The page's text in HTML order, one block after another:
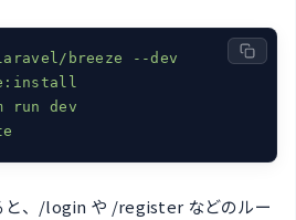
breeze --dev
run dev
と、/login や /register などのルー